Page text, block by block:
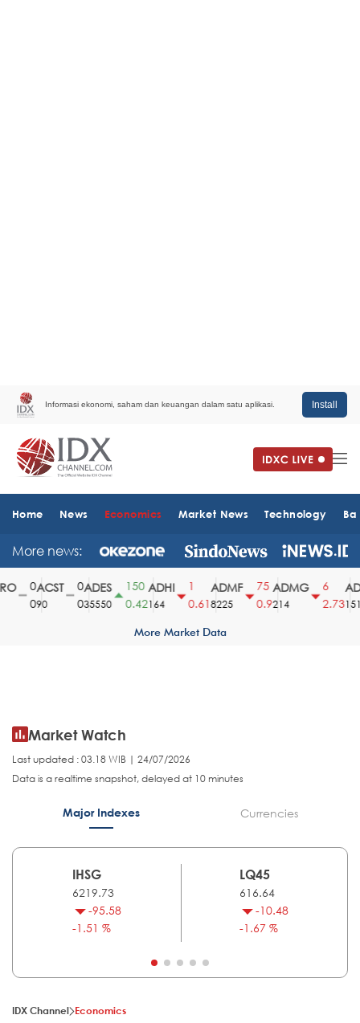
Informasi ekonomi, saham dan keuangan dalam satu aplikasi. Install
Home News Economics Market News Technology
More news:
ACST
90
ADES
35550
150
0.42
ADHI
164
0.61
ADMF
8225
75
0.9
ADMG
214
2.731510
More Market Data
Market Watch
Last updated : 03.18 WIB | 24/07/2026
Data is a realtime snapshot, delayed at 10 minutes
Major Indexes Currencies
IHSG
6219.73
-95.58
-1.51 %
LQ45
616.64
-10.48
-1.67 %
IDX Channel Economics